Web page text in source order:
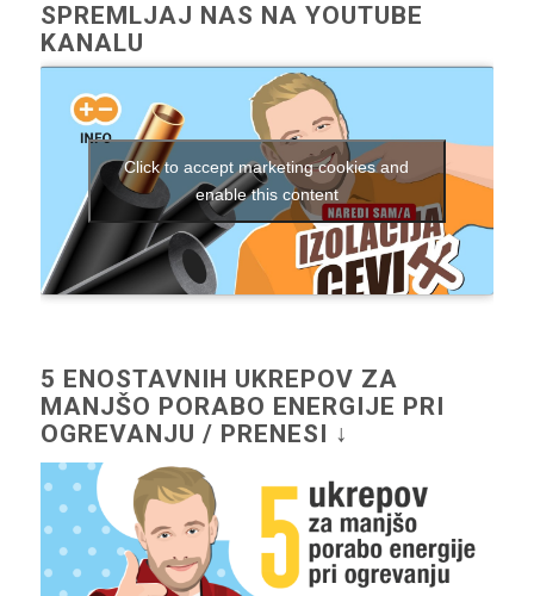
SPREMLJAJ NAS NA YOUTUBE
KANALU
Click to accept marketing cookies and
enable this content
5 ENOSTAVNIH UKREPOV ZA
MANJŠO PORABO ENERGIJE PRI
OGREVANJU / PRENESI ↓